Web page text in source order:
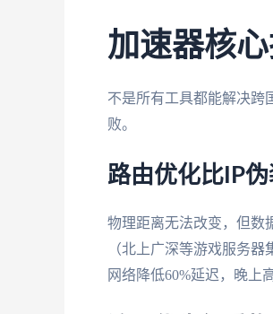
加速器核
不是所有工具都能解决跨
败。
路由优化比IP
物理距离无法改变，但数
（北上广深等游戏服务
网络降低60%延迟，晚上